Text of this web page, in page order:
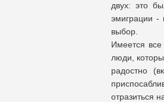
двух: это
эмиграции -
выбор.
Имеется
люди,
радостно
отразиться